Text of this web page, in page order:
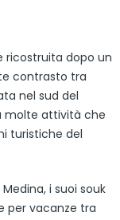
ricostruita dopo un
contrasto tra
nel sud del
molte attività che
turistiche del
i suoi souk
per vacanze tra